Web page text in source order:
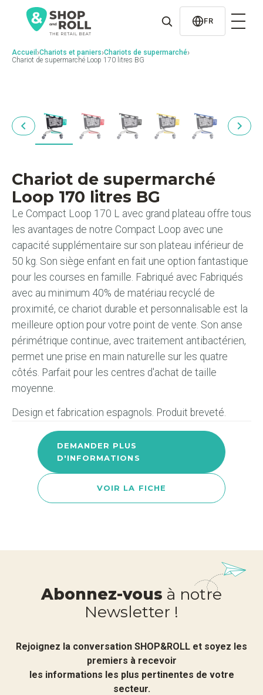
contenido
FR
Accueil ›Chariots et paniers›Chariots de supermarché›
Chariot de supermarché Loop 170 litres BG
Chariot de supermarché
Loop 170 litres BG
Le Compact Loop 170 L avec grand plateau offre tous
les avantages de notre Compact Loop avec une
capacité supplémentaire sur son plateau inférieur de
50 kg. Son siège enfant en fait une option fantastique
pour les courses en famille. Fabriqué avec Fabriqués
avec au minimum 40% de matériau recyclé de
proximité, ce chariot durable et personnalisable est la
meilleure option pour votre point de vente. Son anse
périmétrique continue, avec traitement antibactérien,
permet une prise en main naturelle sur les quatre
côtés. Parfait pour les centres d'achat de taille
moyenne.
Design et fabrication espagnols. Produit breveté.
DEMANDER PLUS
D'INFORMATIONS
VOIR LA FICHE
Abonnez-vous à notre
Newsletter !
Rejoignez la conversation SHOP&ROLL et soyez les
premiers à recevoir
les informations les plus pertinentes de votre
secteur.